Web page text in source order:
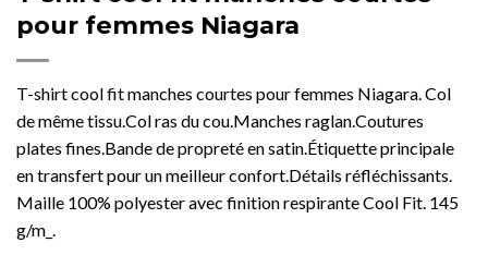
pour femmes Niagara
T-shirt cool fit manches courtes pour femmes Niagara. Col
de même tissu.Col ras du cou.Manches raglan.Coutures
plates fines.Bande de propreté en satin.Étiquette principale
en transfert pour un meilleur confort.Détails réfléchissants.
Maille 100% polyester avec finition respirante Cool Fit. 145
g/m_.